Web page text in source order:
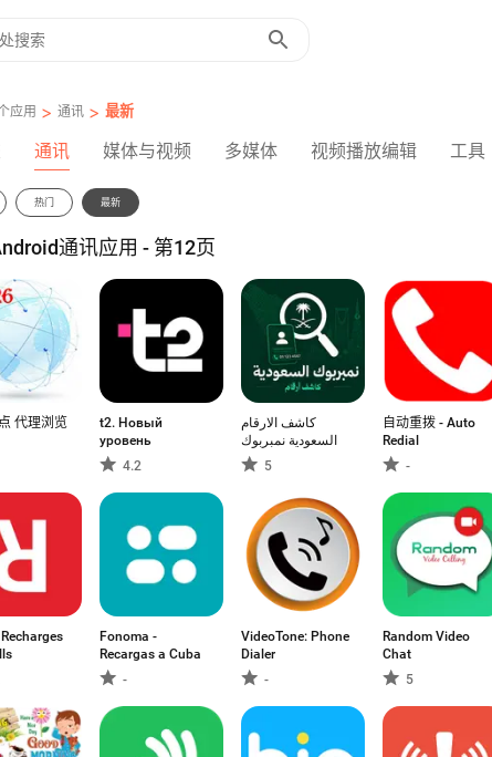
应用 > 通讯 > 最新
通讯 媒体与视频 多媒体 视频播放编辑 工具
热门 最新
通讯应用 - 第12页
代理浏览
t2. Новый
уровень
4.2
كاشف الارقام
السعودية نمبربوك
5
自动重拨 - Auto
Redial
-
Fonoma -
Recargas a Cuba
-
VideoTone: Phone
Dialer
-
Random Video
Chat
5